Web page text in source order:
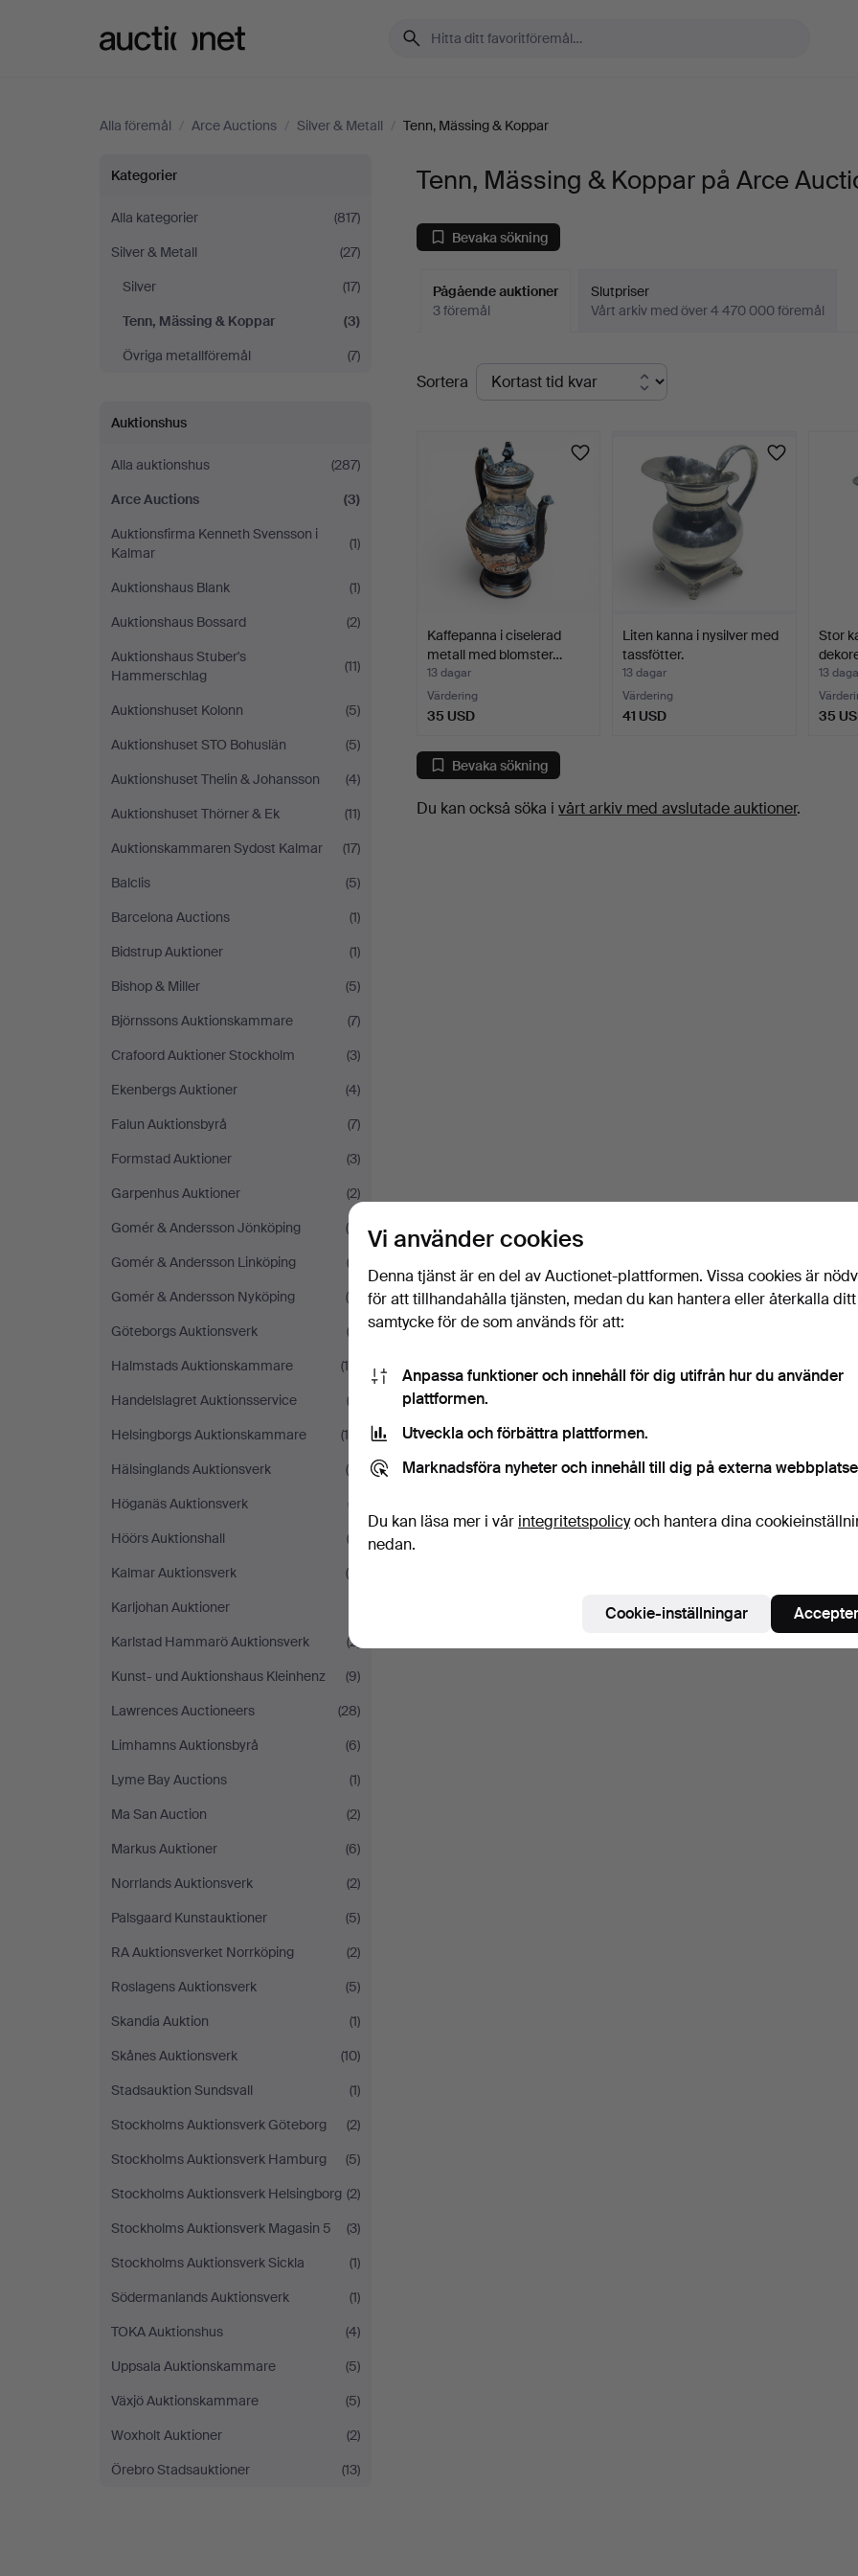
Alla föremål / Arce Auctions / Silver & Metall / Tenn, Mässing & Koppar
Tenn,
Mässing
&
Koppar
på
Arce
Auctions
Kategorier
Alla kategorier
(817)
Silver & Metall
(27)
Silver
(17)
Tenn, Mässing & Koppar
(3)
Övriga metallföremål
(7)
Auktionshus
Alla auktionshus
(287)
Arce Auctions
(3)
Auktionsfirma Kenneth Svensson i
Kalmar
(1)
Auktionshaus Blank
(1)
Auktionshaus Bossard
(2)
Auktionshaus Stuber's
Hammerschlag
(11)
Auktionshuset Kolonn
(5)
Auktionshuset STO Bohuslän
(5)
Auktionshuset Thelin & Johansson
(4)
Auktionshuset Thörner & Ek
(11)
Auktionskammaren Sydost Kalmar
(17)
Balclis
(5)
Barcelona Auctions
(1)
Bidstrup Auktioner
(1)
Bishop & Miller
(5)
Björnssons Auktionskammare
(7)
Crafoord Auktioner Stockholm
(3)
Ekenbergs Auktioner
(4)
Falun Auktionsbyrå
(7)
Formstad Auktioner
(3)
Garpenhus Auktioner
(2)
Gomér & Andersson Jönköping
(9)
Gomér & Andersson Linköping
(3)
Gomér & Andersson Nyköping
(6)
Göteborgs Auktionsverk
(2)
Halmstads Auktionskammare
(10)
Handelslagret Auktionsservice
(3)
Helsingborgs Auktionskammare
(10)
Hälsinglands Auktionsverk
(4)
Höganäs Auktionsverk
(7)
Höörs Auktionshall
(2)
Kalmar Auktionsverk
(9)
Karljohan Auktioner
Karlstad Hammarö Auktionsverk
(2)
Kunst- und Auktionshaus Kleinhenz
(9)
Lawrences Auctioneers
(28)
Limhamns Auktionsbyrå
(6)
Lyme Bay Auctions
(1)
Ma San Auction
(2)
Markus Auktioner
(6)
Norrlands Auktionsverk
(2)
Palsgaard Kunstauktioner
(5)
RA Auktionsverket Norrköping
(2)
Roslagens Auktionsverk
(5)
Skandia Auktion
(1)
Skånes Auktionsverk
(10)
Stadsauktion Sundsvall
(1)
Stockholms Auktionsverk Göteborg
(2)
Stockholms Auktionsverk Hamburg
(5)
Stockholms Auktionsverk Helsingborg (2)
Stockholms Auktionsverk Magasin 5
(3)
Stockholms Auktionsverk Sickla
(1)
Södermanlands Auktionsverk
(1)
TOKA Auktionshus
(4)
Uppsala Auktionskammare
(5)
Växjö Auktionskammare
(5)
Woxholt Auktioner
(2)
Örebro Stadsauktioner
(13)
Tenn, Mässing & Koppar på Arce
Bevaka sökning
Pågående auktioner
3 föremål
Slutpriser
Vårt arkiv med över 4 470 000 föremål
Pågående
auktioner
Sortera
Kaffepanna i ciselerad
metall med blomster…
13 dagar
Värdering
35 USD
Liten kanna i nysilver med
tassfötter.
13 dagar
Värdering
41 USD
Stor
13
35
Bevaka sökning
Du kan också söka ivårt arkiv med avslutade auktioner.
Vi använder cookies
Denna tjänst är en del av Auctionet-plattformen. Vissa cookies är
för att tillhandahålla tjänsten, medan du kan hantera eller återkalla ditt
samtycke för de som används för att:
Anpassa funktioner och innehåll för dig utifrån hur du använder
plattformen.
Utveckla och förbättra plattformen.
Marknadsföra nyheter och innehåll till dig på externa
Du kan läsa mer i vår integritetspolicyoch hantera dina
nedan.
Cookie-inställningar